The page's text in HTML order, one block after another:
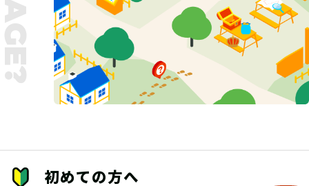
初めての方へ